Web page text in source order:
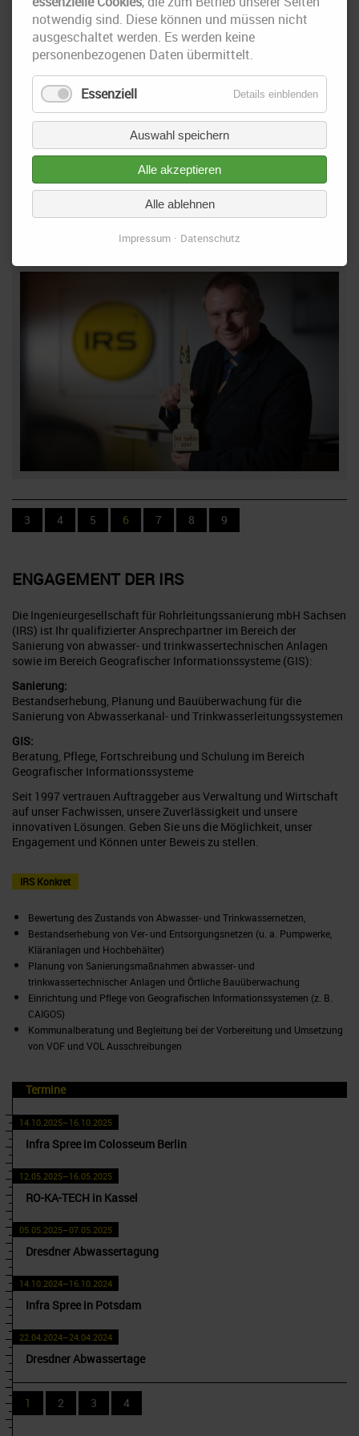
23. November 2017
2. Brandenburger Sanierungstag - Grabenlos Sanieren
Wir waren mit einem Stand am 14. / 15. November 2017 Teilnehmer
am Brandenburger Sanierungstag.
3 4 5 6 7 8 9
ENGAGEMENT DER IRS
Die Ingenieurgesellschaft für Rohrleitungssanierung mbH Sachsen
(IRS) ist Ihr qualifizierter Ansprechpartner im Bereich der
Sanierung von abwasser- und trinkwassertechnischen Anlagen
sowie im Bereich Geografischer Informationssysteme (GIS):
Sanierung:
Bestandserhebung, Planung und Bauüberwachung für die
Sanierung von Abwasserkanal- und Trinkwasserleitungssystemen
GIS:
Beratung, Pflege, Fortschreibung und Schulung im Bereich
Geografischer Informationssysteme
Seit 1997 vertrauen Auftraggeber aus Verwaltung und Wirtschaft
auf unser Fachwissen, unsere Zuverlässigkeit und unsere
innovativen Lösungen. Geben Sie uns die Möglichkeit, unser
Engagement und Können unter Beweis zu stellen.
IRS Konkret
Bewertung des Zustands von Abwasser- und Trinkwassernetzen,
Bestandserhebung von Ver- und Entsorgungsnetzen (u. a. Pumpwerke,
Kläranlagen und Hochbehälter)
Planung von Sanierungsmaßnahmen abwasser- und
trinkwassertechnischer Anlagen und Örtliche Bauüberwachung
Einrichtung und Pflege von Geografischen Informationssystemen (z. B.
CAIGOS)
Kommunalberatung und Begleitung bei der Vorbereitung und Umsetzung
von VOF und VOL Ausschreibungen
Termine
14.10.2025–16.10.2025
Infra Spree im Colosseum Berlin
12.05.2025–16.05.2025
RO-KA-TECH in Kassel
05.05.2025–07.05.2025
Dresdner Abwassertagung
14.10.2024–16.10.2024
Infra Spree in Potsdam
22.04.2024–24.04.2024
Dresdner Abwassertage
1 2 3 4
notwendig sind. Diese können und müssen nicht
ausgeschaltet werden. Es werden keine
personenbezogenen Daten übermittelt.
Essenziell Details einblenden
Auswahl speichern
Alle akzeptieren
Alle ablehnen
Impressum Datenschutz